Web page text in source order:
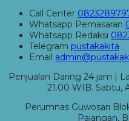
Call Center
Whatsapp Pemasaran
Whatsapp Redaksi
Telegram pustakakita
Email
Penjualan Daring 24 jam |
21.00 WIB. Sabtu,
Perumnas Guwosari
Pajangan,